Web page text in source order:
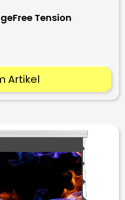
Tension
Artikel